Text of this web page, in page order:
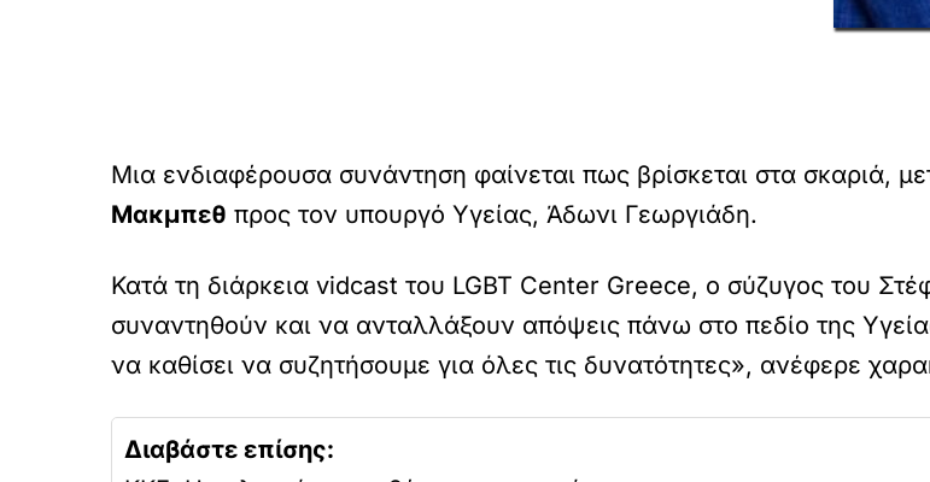
Μια ενδιαφέρουσα συνάντηση φαίνεται πως βρίσκεται στα σκαριά,
Μακμπεθ προς τον υπουργό Υγείας, Άδωνι Γεωργιάδη.
Κατά τη διάρκεια vidcast του LGBT Center Greece, ο σύζυγος του
συναντηθούν και να ανταλλάξουν απόψεις πάνω στο πεδίο της
να καθίσει να συζητήσουμε για όλες τις δυνατότητες», ανέφερε
Διαβάστε επίσης: